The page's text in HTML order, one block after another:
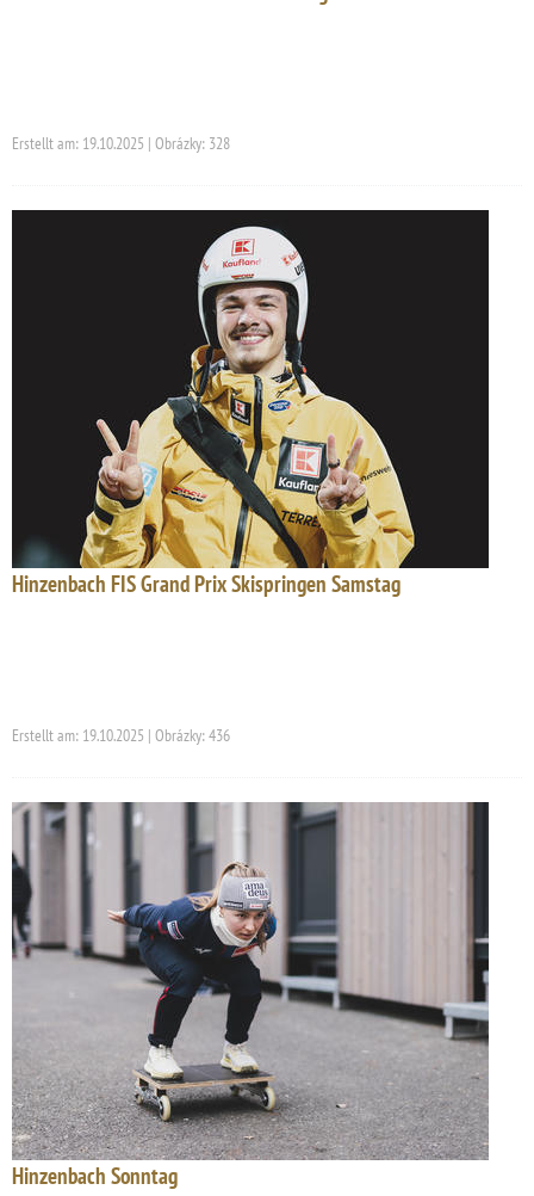
Erstellt am: 19.10.2025 | Obrázky: 328
Hinzenbach FIS Grand Prix Skispringen Samstag
Erstellt am: 19.10.2025 | Obrázky: 436
Hinzenbach Sonntag